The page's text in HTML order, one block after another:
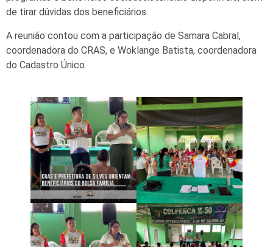
de tirar dúvidas dos beneficiários.
A reunião contou com a participação de Samara Cabral,
coordenadora do CRAS, e Woklange Batista, coordenadora
do Cadastro Único.